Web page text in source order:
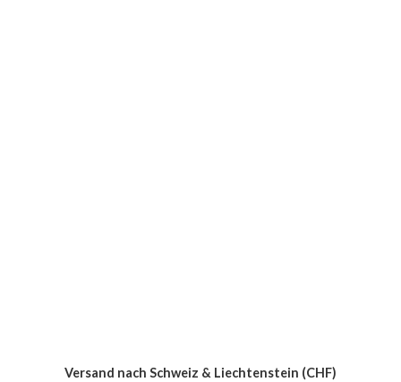
Versand nach Schweiz & Liechtenstein (CHF)